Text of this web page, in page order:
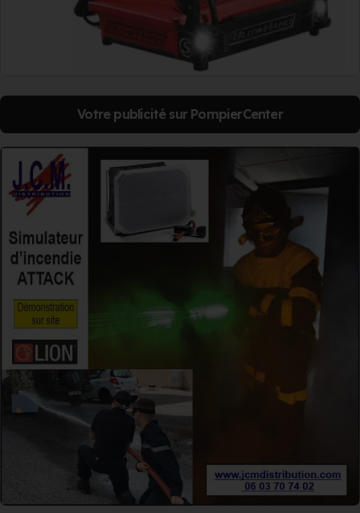
Votre publicité sur PompierCenter